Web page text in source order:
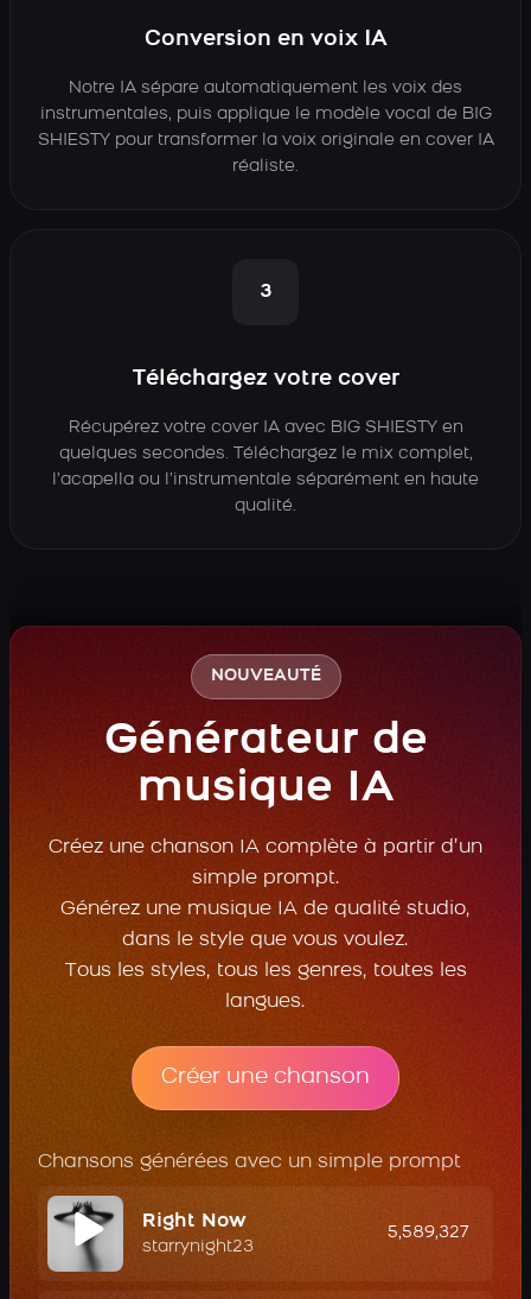
Conversion en voix IA
Notre IA sépare automatiquement les voix des
instrumentales, puis applique le modèle vocal de BIG
SHIESTY pour transformer la voix originale en cover IA
réaliste.
3
Téléchargez votre cover
Récupérez votre cover IA avec BIG SHIESTY en
quelques secondes. Téléchargez le mix complet,
l’acapella ou l’instrumentale séparément en haute
qualité.
NOUVEAUTÉ
Générateur de
musique IA
Créez une chanson IA complète à partir d’un
simple prompt.
Générez une musique IA de qualité studio,
dans le style que vous voulez.
Tous les styles, tous les genres, toutes les
langues.
Créer une chanson
Chansons générées avec un simple prompt
Right Now
starrynight23
5,589,327